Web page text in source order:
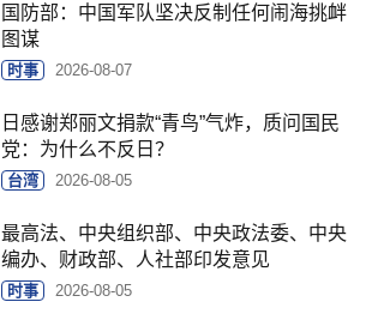
国防部：中国军队坚决反制任何闹海挑衅
图谋
时事 2026-08-07
日感谢郑丽文捐款“青鸟”气炸，质问国民
党：为什么不反日？
台湾 2026-08-05
最高法、中央组织部、中央政法委、中央
编办、财政部、人社部印发意见
时事 2026-08-05